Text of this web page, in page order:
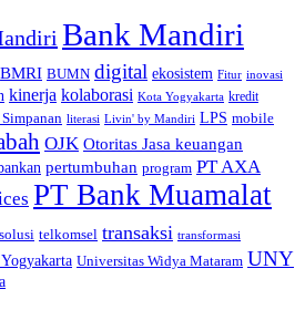
Bank Mandiri
BMRI BUMN digital ekosistem Fitur inovasi
kinerja kolaborasi Kota Yogyakarta kredit
literasi Livin' by Mandiri LPS mobile
OJK Otoritas Jasa keuangan
pertumbuhan program PT AXA
PT Bank Muamalat
solusi telkomsel transaksi transformasi
Universitas Widya Mataram UNY